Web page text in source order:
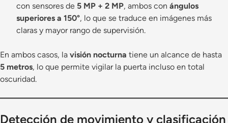
con sensores de 5 MP + 2 MP, ambos con ángulos
superiores a 150°, lo que se traduce en imágenes más
claras y mayor rango de supervisión.
En ambos casos, la visión nocturna tiene un alcance de hasta
5 metros, lo que permite vigilar la puerta incluso en total
oscuridad.
Detección de movimiento y clasificación